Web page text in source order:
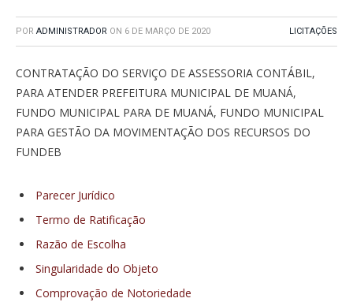
POR ADMINISTRADOR ON 6 DE MARÇO DE 2020 LICITAÇÕES
CONTRATAÇÃO DO SERVIÇO DE ASSESSORIA CONTÁBIL,
PARA ATENDER PREFEITURA MUNICIPAL DE MUANÁ,
FUNDO MUNICIPAL PARA DE MUANÁ, FUNDO MUNICIPAL
PARA GESTÃO DA MOVIMENTAÇÃO DOS RECURSOS DO
FUNDEB
Parecer Jurídico
Termo de Ratificação
Razão de Escolha
Singularidade do Objeto
Comprovação de Notoriedade